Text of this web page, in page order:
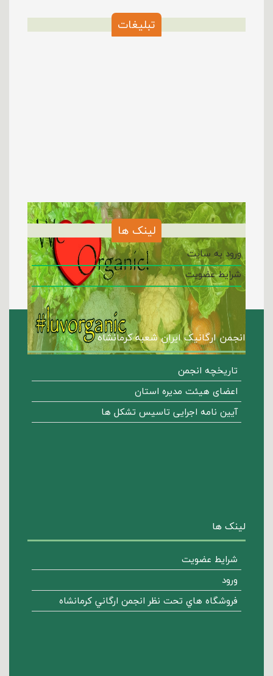
تبلیغات
لینک ها
ورود به سایت
شرایط عضویت
انجمن ارگانیک ایران شعبه کرمانشاه
تاریخچه انجمن
اعضای هیئت مدیره استان
آیین نامه اجرایی تاسیس تشکل ها
لینک ها
شرایط عضویت
ورود
فروشگاه هاي تحت نظر انجمن ارگاني كرمانشاه